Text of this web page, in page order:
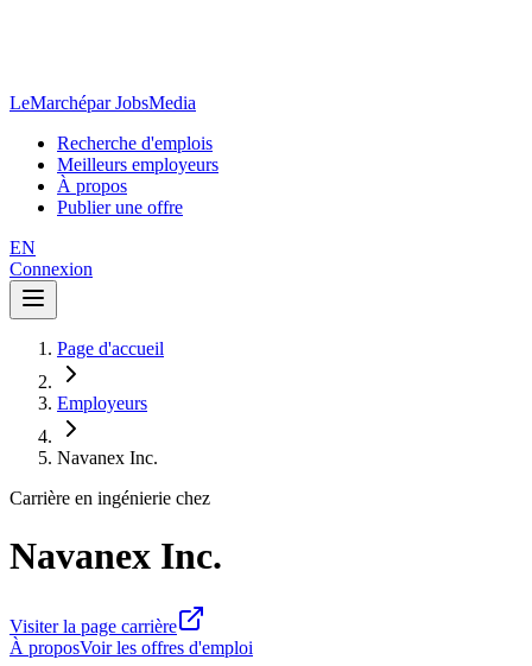
LeMarchépar JobsMedia
Recherche d'emplois
Meilleurs employeurs
À propos
Publier une offre
EN
Connexion
Page d'accueil
Employeurs
Navanex Inc.
Carrière en ingénierie chez
Navanex Inc.
Visiter la page carrière
À proposVoir les offres d'emploi